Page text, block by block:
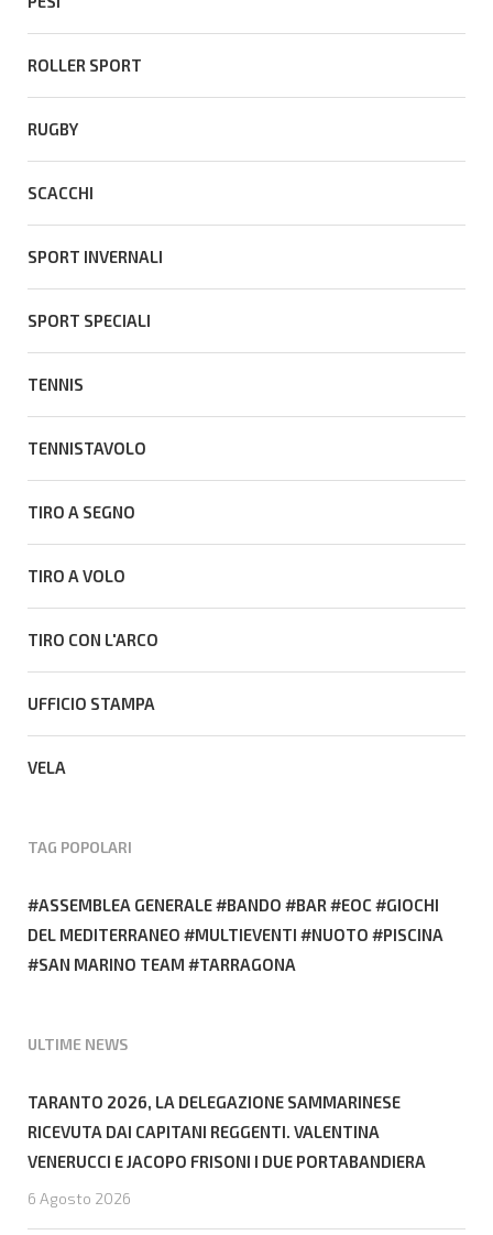
ROLLER SPORT
RUGBY
SCACCHI
SPORT INVERNALI
SPORT SPECIALI
TENNIS
TENNISTAVOLO
TIRO A SEGNO
TIRO A VOLO
TIRO CON L'ARCO
UFFICIO STAMPA
VELA
TAG POPOLARI
ASSEMBLEA GENERALE BANDO BAR EOC
GIOCHI
DEL MEDITERRANEO
MULTIEVENTI NUOTO
PISCINA
SAN MARINO TEAM
TARRAGONA
ULTIME NEWS
TARANTO 2026, LA DELEGAZIONE SAMMARINESE
RICEVUTA DAI CAPITANI REGGENTI. VALENTINA
VENERUCCI E JACOPO FRISONI I DUE PORTABANDIERA
6 Agosto 2026